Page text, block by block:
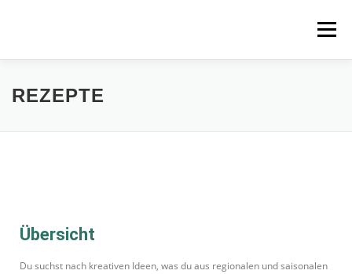
Menü
STARTSEITE
REZEPTE
Übersicht
Du suchst nach kreativen Ideen, was du aus regionalen und saisonalen